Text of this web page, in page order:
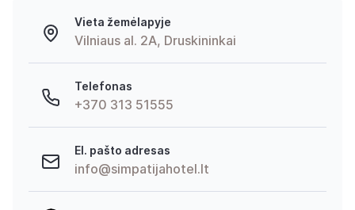
Vieta žemėlapyje
Vilniaus al. 2A, Druskininkai
Telefonas
+370 313 51555
El. pašto adresas
info@simpatijahotel.lt